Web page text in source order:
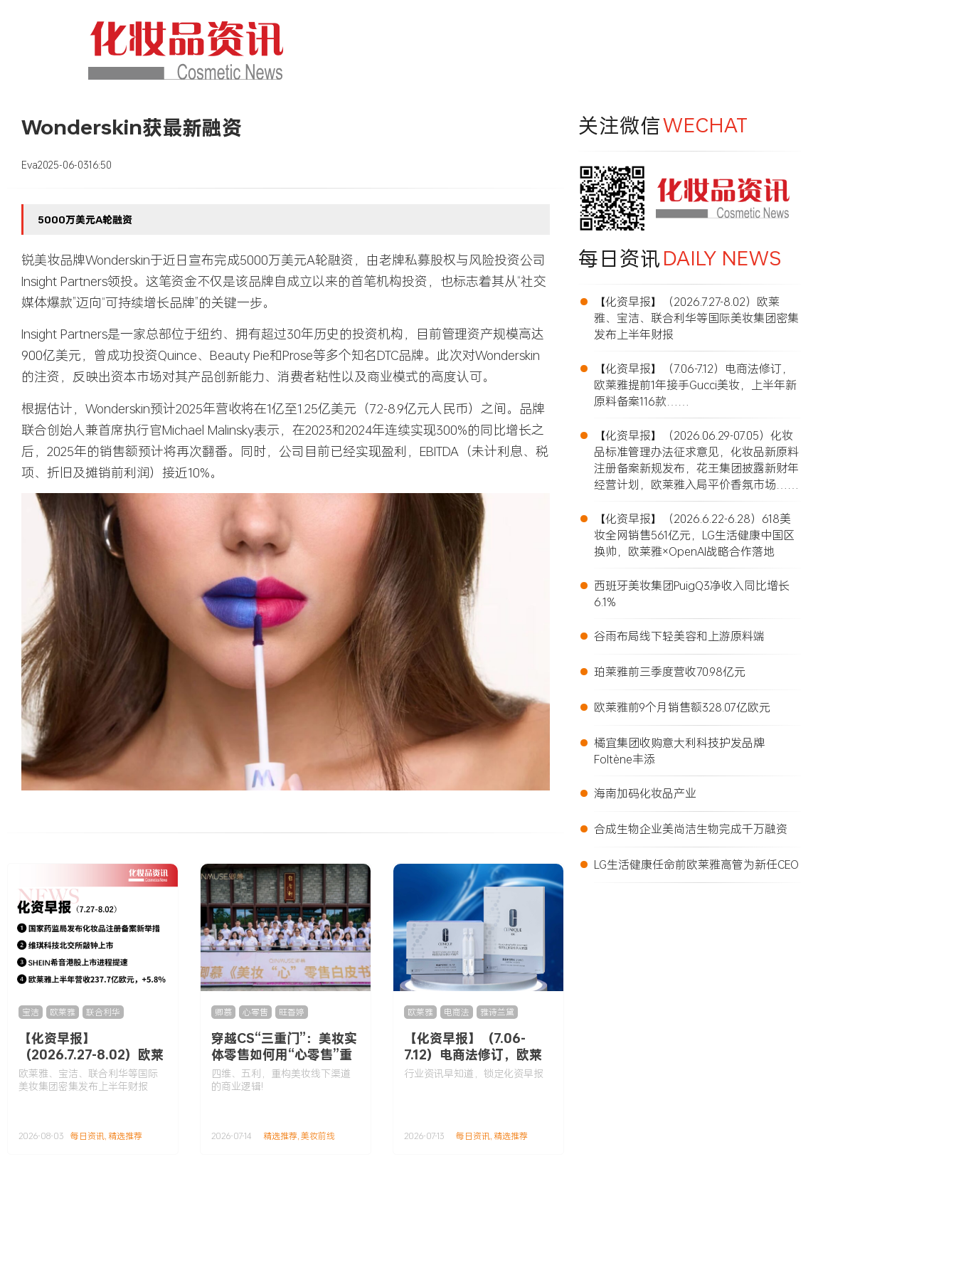
Wonderskin获最新融资
Eva2025-06-0316:50
5000万美元A轮融资
锐美妆品牌Wonderskin于近日宣布完成5000万美元A轮融资，由老牌私募股权与风险投资公司
Insight Partners领投。 这笔资金不仅是该品牌自成立以来的首笔机构投资，也标志着其从“社交
媒体爆款”迈向“可持续增长品牌”的关键一步。
Insight Partners是一家总部位于纽约、拥有超过30年历史的投资机构，目前管理资产规模高达
900亿美元，曾成功投资Quince、Beauty Pie和Prose等多个知名DTC品牌。此次对Wonderskin
的注资，反映出资本市场对其产品创新能力、消费者粘性以及商业模式的高度认可。
根据估计，Wonderskin预计2025年营收将在1亿至1.25亿美元（7.2-8.9亿元人民币）之间。品牌
联合创始人兼首席执行官Michael Malinsky表示，在2023和2024年连续实现300%的同比增长之
后，2025年的销售额预计将再次翻番。同时，公司目前已经实现盈利，EBITDA（未计利息、税
项、折旧及摊销前利润）接近10%。
宝洁 欧莱雅 联合利华
【化资早报】
（2026.7.27-8.02）欧莱
雅、宝洁、联合利华等国
际美妆集团密集发布上半
欧莱雅、宝洁、联合利华等国际
美妆集团密集发布上半年财报
2026-08-03 每日资讯,精选推荐
卿慕 心零售 旺香婷
穿越CS“三重门”：美妆实
体零售如何用“心零售”重
构增长逻辑
四维、五利，重构美妆线下渠道
的商业逻辑!
2026-07-14 精选推荐,美妆前线
欧莱雅 电商法 雅诗兰黛
【化资早报】（7.06-
7.12）电商法修订，欧莱
雅提前1年接手Gucci美
行业资讯早知道，锁定化资早报
2026-07-13 每日资讯,精选推荐
关注微信WECHAT
每日资讯DAILY NEWS
•
【化资早报】（2026.7.27-8.02）欧莱
雅、宝洁、联合利华等国际美妆集团密集
发布上半年财报
•
【化资早报】（7.06-7.12）电商法修订，
欧莱雅提前1年接手Gucci美妆，上半年新
原料备案116款……
•
【化资早报】（2026.06.29-07.05）化妆
品标准管理办法征求意见，化妆品新原料
注册备案新规发布，花王集团披露新财年
经营计划，欧莱雅入局平价香氛市场……
•
【化资早报】（2026.6.22-6.28）618美
妆全网销售561亿元，LG生活健康中国区
换帅，欧莱雅×OpenAI战略合作落地
• 西班牙美妆集团PuigQ3净收入同比增长
6.1%
• 谷雨布局线下轻美容和上游原料端
• 珀莱雅前三季度营收70.98亿元
• 欧莱雅前9个月销售额328.07亿欧元
• 橘宜集团收购意大利科技护发品牌
Foltène丰添
• 海南加码化妆品产业
• 合成生物企业美尚洁生物完成千万融资
• LG生活健康任命前欧莱雅高管为新任CEO